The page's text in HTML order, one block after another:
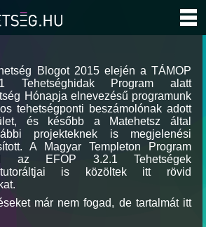
Blogot 2015 elején a TÁMOP
Tehetséghidak Program alatt
Hónapja elnevezésű programunk
tehetségponti beszámolónak adott
és később a Matehetsz által
projekteknek is megjelenési
A Magyar Templeton Program
az EFOP 3.2.1 Tehetségek
tutoráltjai is közöltek itt rövid
már nem fogad, de tartalmát itt